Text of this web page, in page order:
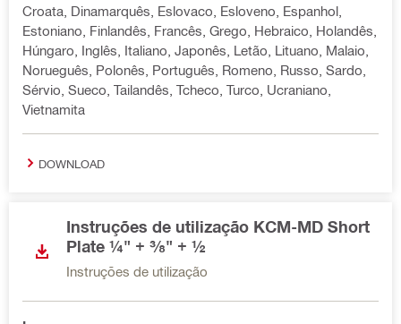
Croata, Dinamarquês, Eslovaco, Esloveno, Espanhol,
Estoniano, Finlandês, Francês, Grego, Hebraico, Holandês,
Húngaro, Inglês, Italiano, Japonês, Letão, Lituano, Malaio,
Norueguês, Polonês, Português, Romeno, Russo, Sardo,
Sérvio, Sueco, Tailandês, Tcheco, Turco, Ucraniano,
Vietnamita
DOWNLOAD
Instruções de utilização KCM-MD Short
Plate ¼" + ⅜" + ½
Instruções de utilização